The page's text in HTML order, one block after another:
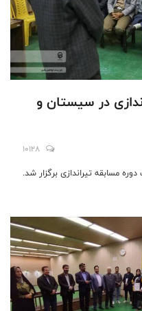
در سیستان و
10128
مسابقه تیراندازی برگزار شد.